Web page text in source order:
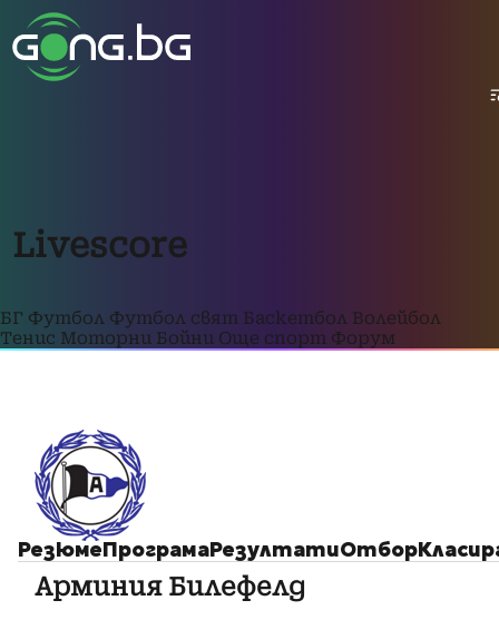
Livescore
БГ Футбол Футбол свят Баскетбол Волейбол
Тенис Моторни Бойни Още спорт Форум
Арминия Билефелд
РезюмеПрограмаРезултатиОтбор